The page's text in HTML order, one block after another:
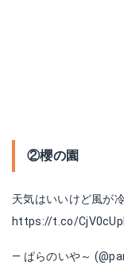
②櫻の園
天気はいいけど風が
https://t.co/
— ぱらのいや～